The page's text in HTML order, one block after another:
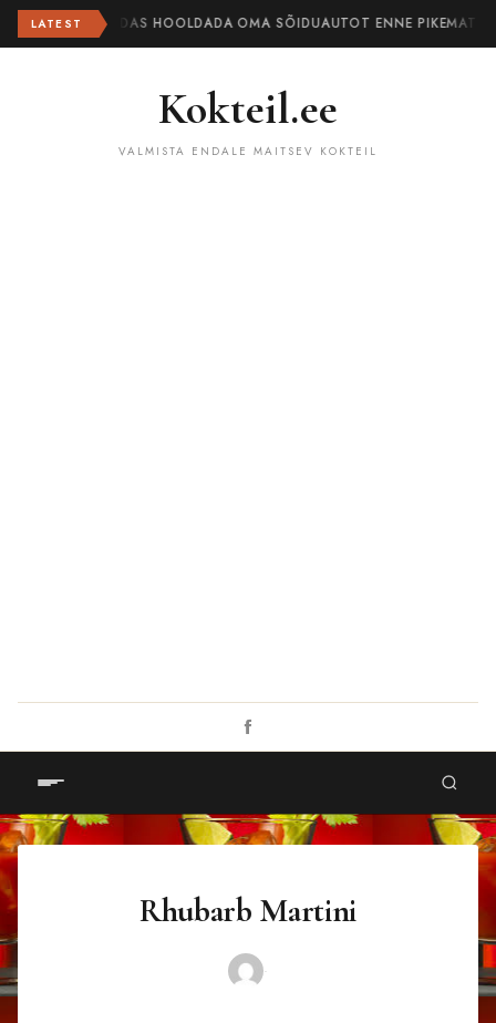
LATEST KUIDAS HOOLDADA OMA SÕIDUAUTOT ENNE PIKEMAT
Kokteil.ee
VALMISTA ENDALE MAITSEV KOKTEIL
Rhubarb Martini
·